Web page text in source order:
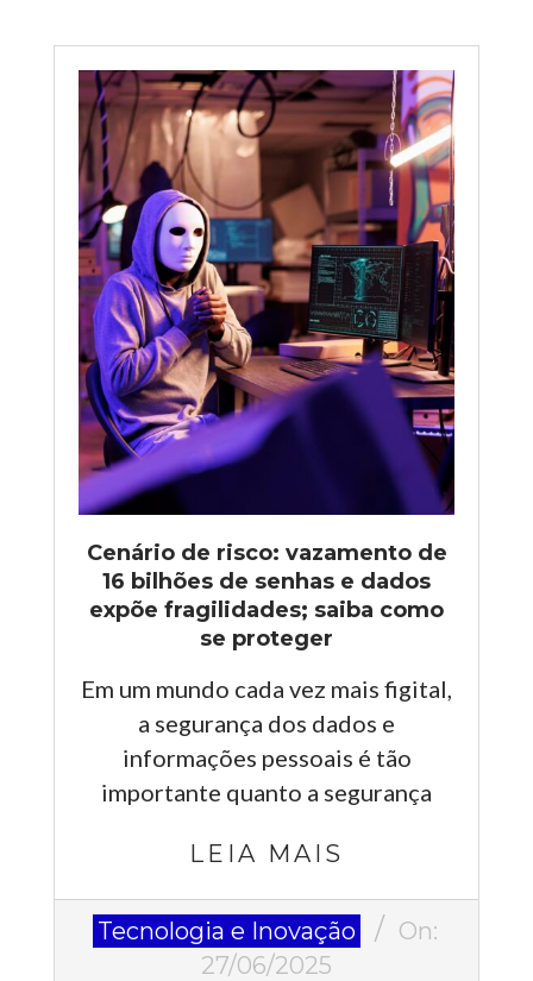
Cenário de risco: vazamento de
16 bilhões de senhas e dados
expõe fragilidades; saiba como
se proteger
Em um mundo cada vez mais figital,
a segurança dos dados e
informações pessoais é tão
importante quanto a segurança
LEIA MAIS
2025-
Tecnologia e Inovação
On:
27/06/2025